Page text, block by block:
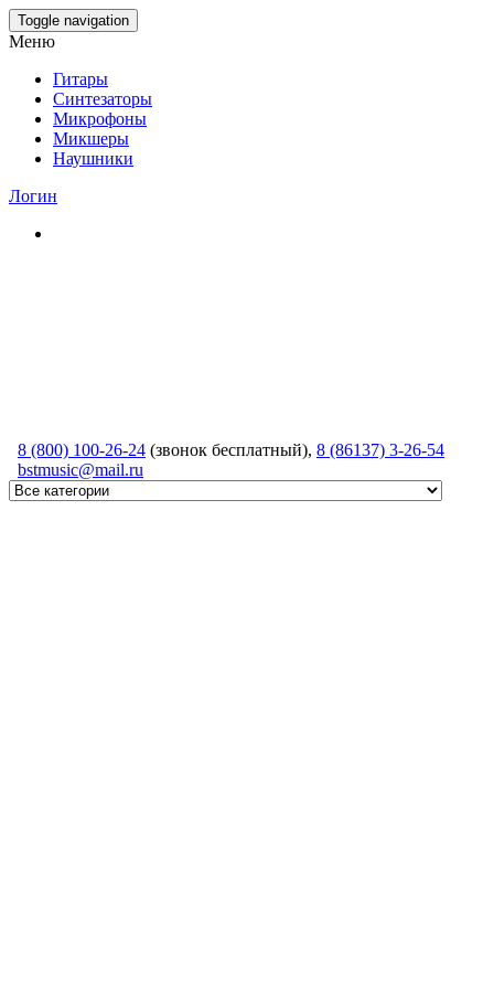
Skip
to
content
Toggle navigation
Меню
Гитары
Синтезаторы
Микрофоны
Микшеры
Наушники
Логин
8 (800) 100-26-24 (звонок бесплатный), 8 (86137) 3-26-54
bstmusic@mail.ru